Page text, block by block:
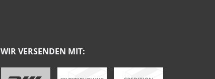
WIR VERSENDEN MIT: